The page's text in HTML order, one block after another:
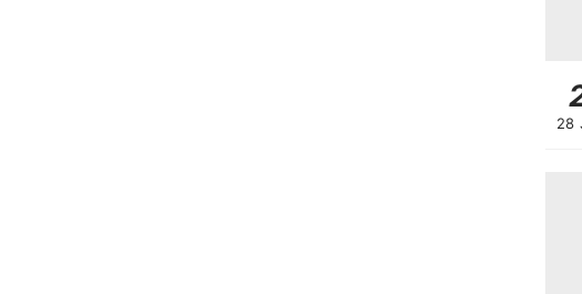
28